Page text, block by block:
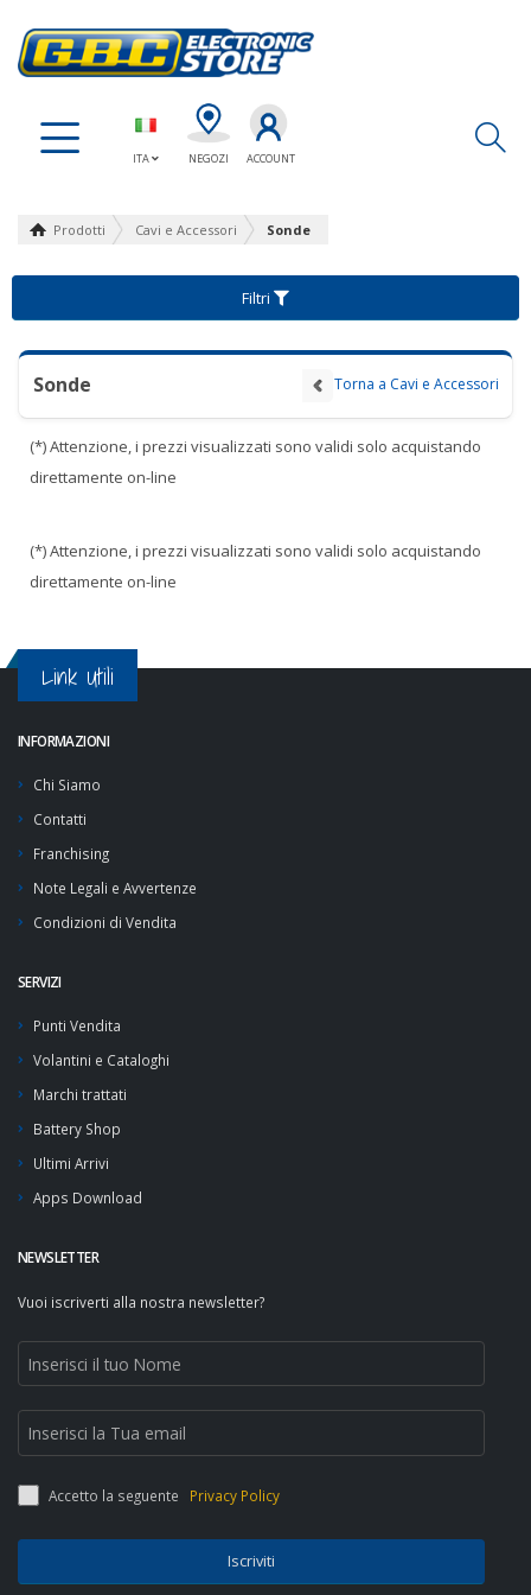
ITA NEGOZI ACCOUNT
Prodotti Cavi e Accessori Sonde
Filtri
Sonde Torna a Cavi e Accessori
(*) Attenzione, i prezzi visualizzati sono validi solo acquistando
direttamente on-line
(*) Attenzione, i prezzi visualizzati sono validi solo acquistando
direttamente on-line
Link Utili
INFORMAZIONI
Chi Siamo
Contatti
Franchising
Note Legali e Avvertenze
Condizioni di Vendita
SERVIZI
Punti Vendita
Volantini e Cataloghi
Marchi trattati
Battery Shop
Ultimi Arrivi
Apps Download
NEWSLETTER
Vuoi iscriverti alla nostra newsletter?
Accetto la seguente Privacy Policy
Iscriviti